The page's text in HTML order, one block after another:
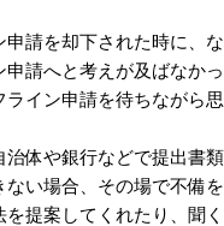
申請を却下された時に、
申請へと考えが及ばなか
ライン申請を待ちながら思
治体や銀行などで提出書
ない場合、その場で不備
を提案してくれたり、聞